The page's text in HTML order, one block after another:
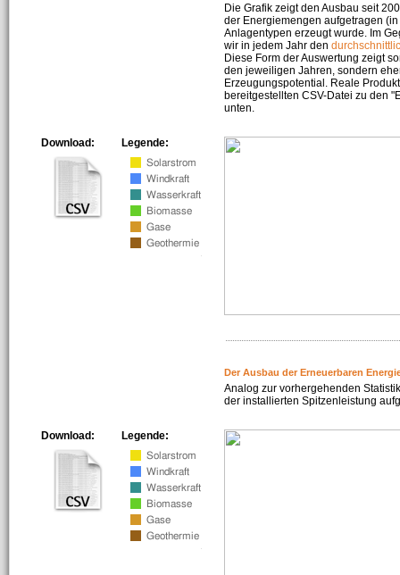
Die Grafik zeigt den Ausbau seit
der Energiemengen aufgetragen
Anlagentypen erzeugt wurde. Im
wir in jedem Jahr den
Diese Form der Auswertung zeigt
den jeweiligen Jahren, sondern
Erzeugungspotential. Reale
bereitgestellten CSV-Datei zu den
unten.
Legende:
Download:
Der Ausbau der Erneuerbaren
Analog zur vorhergehenden
der installierten Spitzenleistung
Legende:
Download: